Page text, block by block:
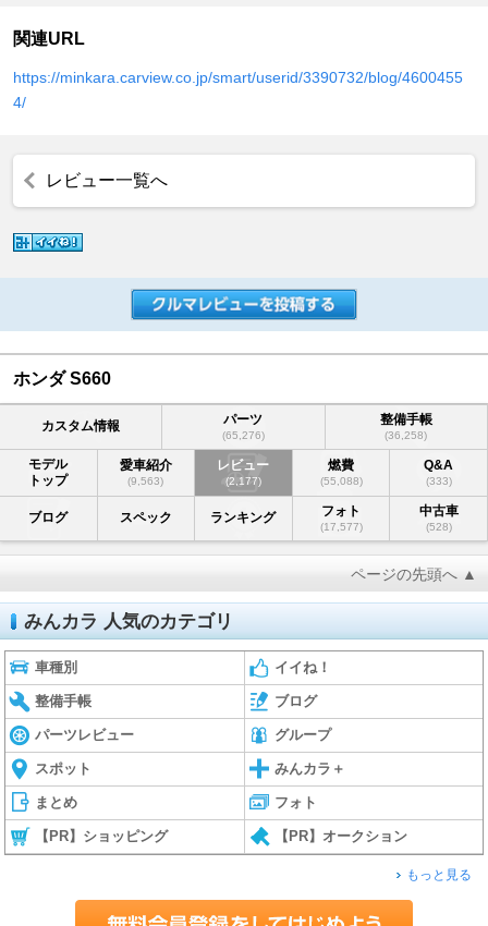
関連URL
https://minkara.carview.co.jp/smart/userid/3390732/blog/4600455
4/
レビュー一覧へ
ホンダ S660
カスタム情報 パーツ
(65,276)
整備手帳
(36,258)
モデル
トップ
愛車紹介
(9,563)
レビュー
(2,177)
燃費
(55,088)
Q&A
(333)
ブログ スペック ランキング フォト
(17,577)
中古車
(528)
ページの先頭へ ▲
みんカラ 人気のカテゴリ
車種別 イイね！
整備手帳 ブログ
パーツレビュー グループ
スポット みんカラ＋
まとめ フォト
【PR】ショッピング 【PR】オークション
もっと見る